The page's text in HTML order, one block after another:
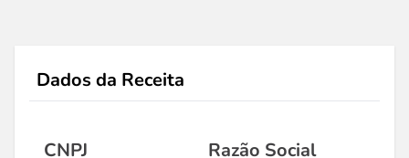
Dados da Receita
CNPJ Razão Social